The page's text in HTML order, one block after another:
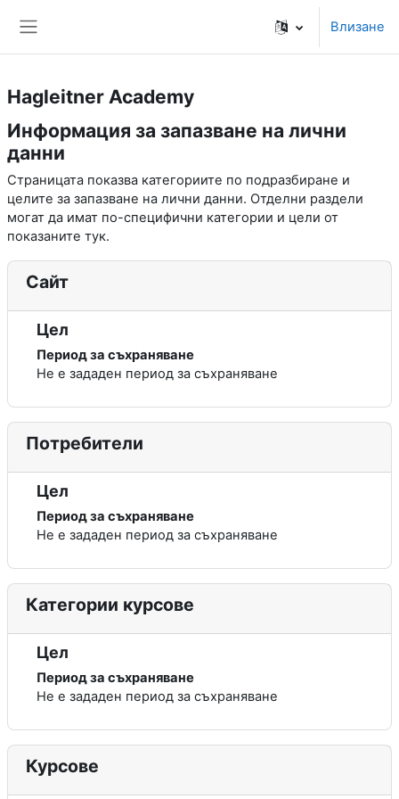
Влизане
Hagleitner Academy
Информация за запазване на лични
данни
Страницата показва категориите по подразбиране и
целите за запазване на лични данни. Отделни раздели
могат да имат по-специфични категории и цели от
показаните тук.
Сайт
Цел
Период за съхраняване
Не е зададен период за съхраняване
Потребители
Цел
Период за съхраняване
Не е зададен период за съхраняване
Категории курсове
Цел
Период за съхраняване
Не е зададен период за съхраняване
Курсове